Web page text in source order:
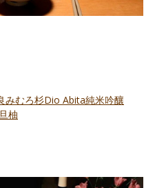
みむろ杉Dio Abita純米吟釀
柚